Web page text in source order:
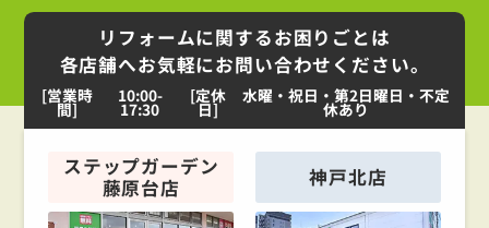
リフォームに関するお困りごとは
各店舗へお気軽にお問い合わせください。
[営業時
間]
10:00-
17:30
[定休
日]
水曜・祝日・第2日曜日・不定
休あり
ステップガーデン
藤原台店
神戸北店